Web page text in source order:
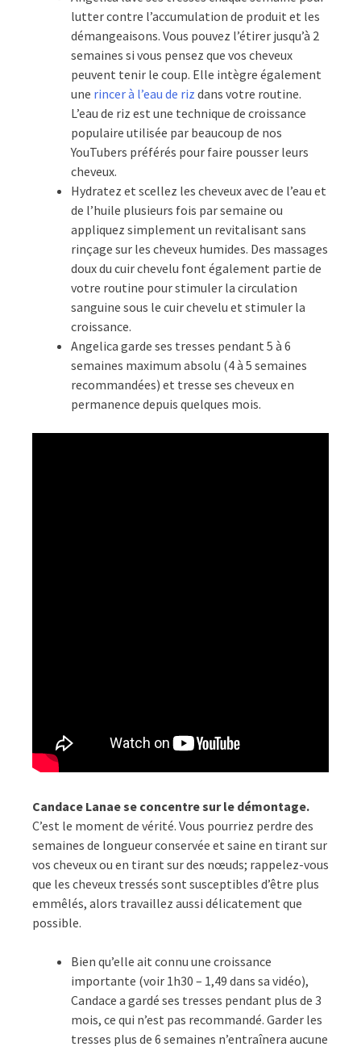
lutter contre l’accumulation de produit et les
démangeaisons. Vous pouvez l’étirer jusqu’à 2
semaines si vous pensez que vos cheveux
peuvent tenir le coup. Elle intègre également
une rincer à l’eau de riz dans votre routine.
L’eau de riz est une technique de croissance
populaire utilisée par beaucoup de nos
YouTubers préférés pour faire pousser leurs
cheveux.
Hydratez et scellez les cheveux avec de l’eau et
de l’huile plusieurs fois par semaine ou
appliquez simplement un revitalisant sans
rinçage sur les cheveux humides. Des massages
doux du cuir chevelu font également partie de
votre routine pour stimuler la circulation
sanguine sous le cuir chevelu et stimuler la
croissance.
Angelica garde ses tresses pendant 5 à 6
semaines maximum absolu (4 à 5 semaines
recommandées) et tresse ses cheveux en
permanence depuis quelques mois.
Candace Lanae se concentre sur le démontage.
C’est le moment de vérité. Vous pourriez perdre des
semaines de longueur conservée et saine en tirant sur
vos cheveux ou en tirant sur des nœuds; rappelez-vous
que les cheveux tressés sont susceptibles d’être plus
emmêlés, alors travaillez aussi délicatement que
possible.
Bien qu’elle ait connu une croissance
importante (voir 1h30 – 1,49 dans sa vidéo),
Candace a gardé ses tresses pendant plus de 3
mois, ce qui n’est pas recommandé. Garder les
tresses plus de 6 semaines n’entraînera aucune